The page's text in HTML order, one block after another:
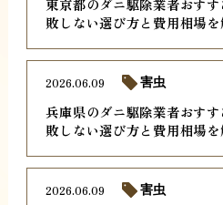
東京都のダニ駆除業者おす
敗しない選び方と費用相場を
兵庫県のダニ駆除業者おす
敗しない選び方と費用相場を
2026.06.09 害虫
2026.06.09 害虫